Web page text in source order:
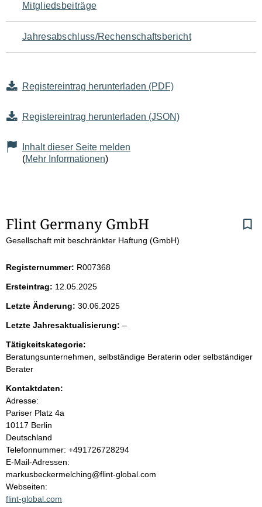
Mitgliedsbeiträge
Jahresabschluss/Rechenschaftsbericht
Registereintrag herunterladen (PDF)
Registereintrag herunterladen (JSON)
Inhalt dieser Seite melden
(Mehr Informationen)
S
e
i
t
e
n
i
n
h
a
l
t
Flint Germany GmbH
Gesellschaft mit beschränkter Haftung (GmbH)
Registernummer: R007368
Ersteintrag: 12.05.2025
Letzte Änderung: 30.06.2025
Letzte Jahresaktualisierung: –l
r
Tätigkeitskategorie:
Beratungsunternehmen, selbständige Beraterin oder selbständiger
Berater
Kontaktdaten:
Adresse:
Pariser Platz 4a
10117 Berlin
Deutschland
K
o
n
t
a
Telefonnummer: +491726728294
E-Mail-Adressen:
markusbeckermelching@flint-global.com
Webseiten:
flint-global.com